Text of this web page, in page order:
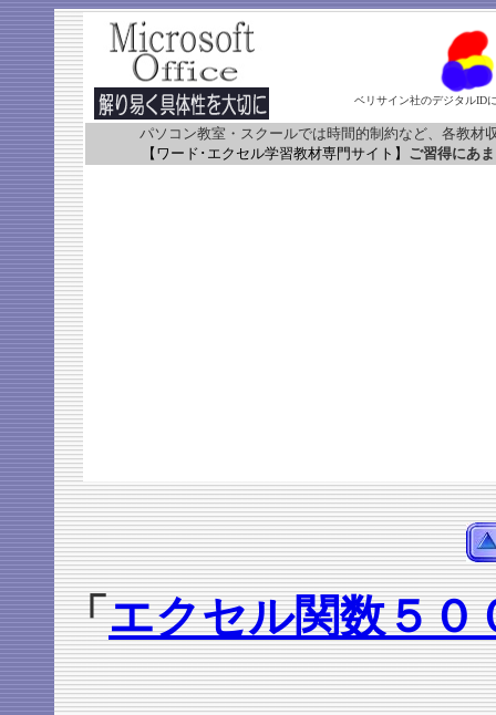
ベリサイン社のデジタルID
パソコン教室・スクールでは時間的制約など、各教材
【ワード･エクセル学習教材専門サイト】 ご習得にあ
「エクセル関数５０